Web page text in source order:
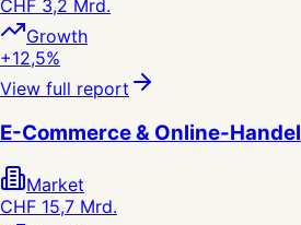
CHF 3,2 Mrd.
Growth
+12,5%
View full report
E-Commerce & Online-Handel
Market
CHF 15,7 Mrd.